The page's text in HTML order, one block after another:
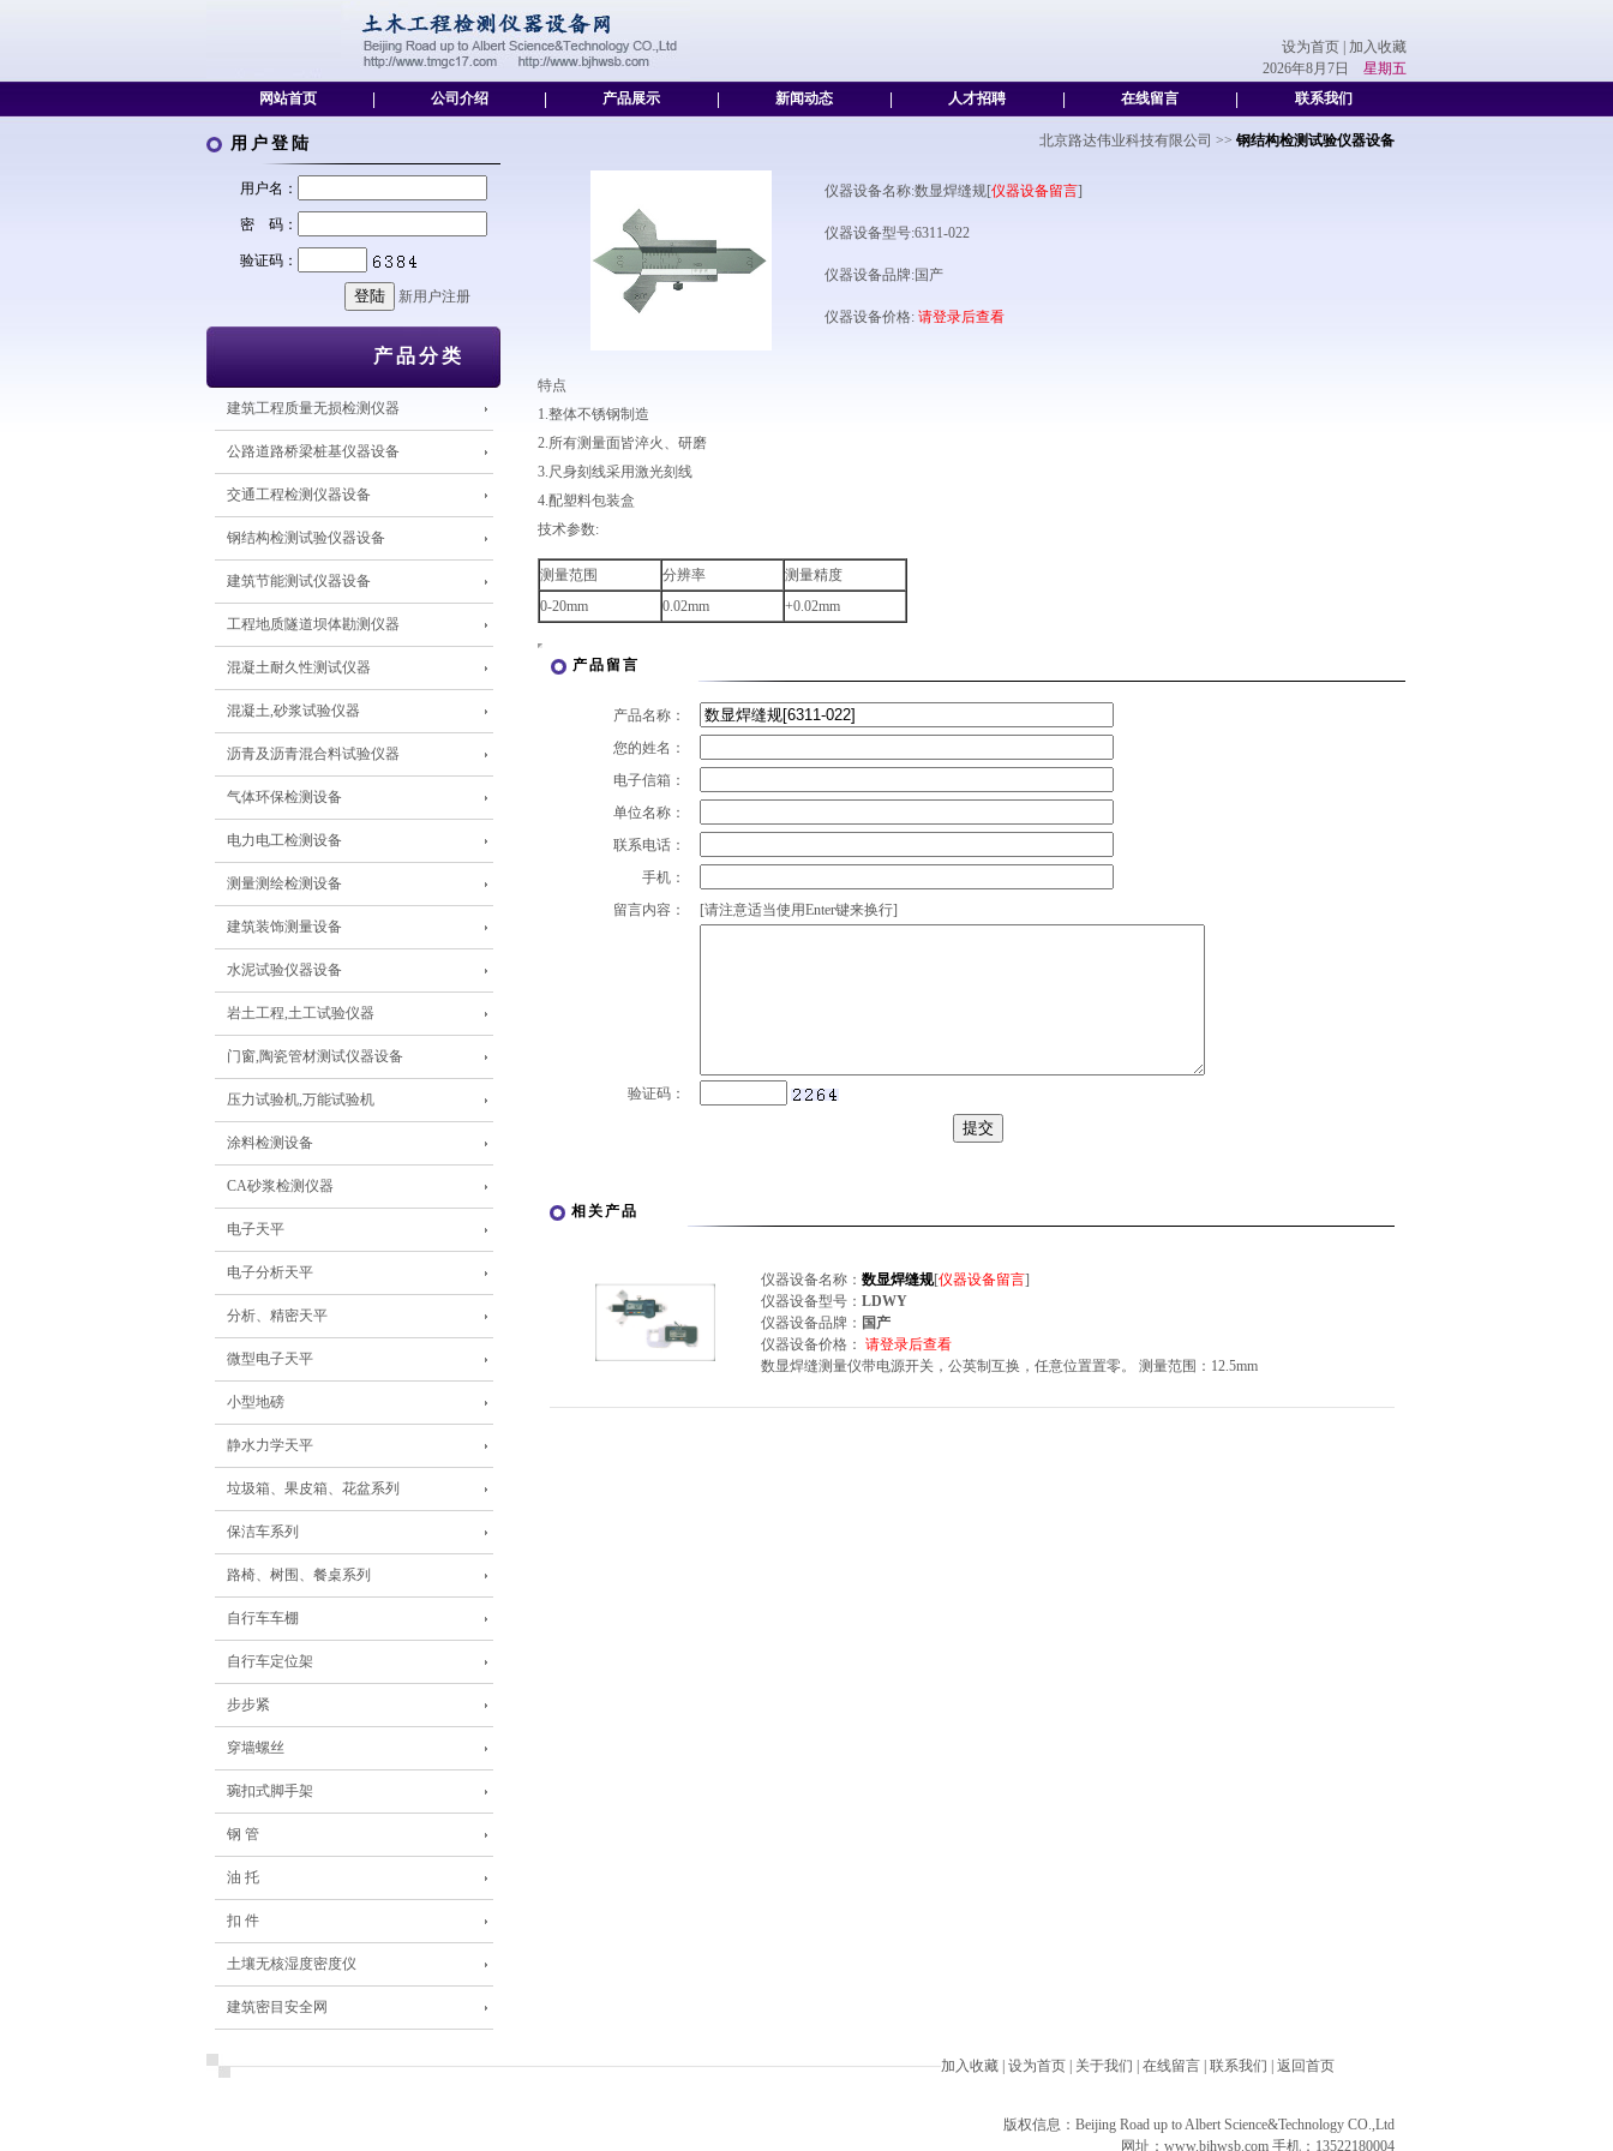
设为首页
加入收藏
2026年8月7日 星期五
网站首页
公司介绍 产品展示 新闻动态 人才招聘 在线留言 联系我们
用户登陆
用户名：
密 码：
验证码：
新用户注册
产品分类
建筑工程质量无损检测仪器
公路道路桥梁桩基仪器设备
交通工程检测仪器设备
钢结构检测试验仪器设备
建筑节能测试仪器设备
工程地质隧道坝体勘测仪器
混凝土耐久性测试仪器
混凝土,砂浆试验仪器
沥青及沥青混合料试验仪器
气体环保检测设备
电力电工检测设备
测量测绘检测设备
建筑装饰测量设备
水泥试验仪器设备
岩土工程,土工试验仪器
门窗,陶瓷管材测试仪器设备
压力试验机,万能试验机
涂料检测设备
CA砂浆检测仪器
电子天平
电子分析天平
分析、精密天平
微型电子天平
小型地磅
静水力学天平
垃圾箱、果皮箱、花盆系列
保洁车系列
路椅、树围、餐桌系列
自行车车棚
自行车定位架
步步紧
穿墙螺丝
琬扣式脚手架
钢 管
油 托
扣 件
土壤无核湿度密度仪
建筑密目安全网
北京路达伟业科技有限公司 >> 钢结构检测试验仪器设备
仪器设备名称:数显焊缝规[仪器设备留言]
仪器设备型号:6311-022
仪器设备品牌:国产
仪器设备价格: 请登录后查看
特点
1.整体不锈钢制造
2.所有测量面皆淬火、研磨
3.尺身刻线采用激光刻线
4.配塑料包装盒
技术参数:
测量范围 分辨率
测量精度
0-20mm
0.02mm +0.02mm
产品留言
产品名称：
您的姓名：
电子信箱：
单位名称：
联系电话：
手机：
留言内容：
[请注意适当使用Enter键来换行]
验证码：
相关产品
仪器设备名称： 数显焊缝规[仪器设备留言]
仪器设备型号： LDWY
仪器设备品牌： 国产
仪器设备价格： 请登录后查看
数显焊缝测量仪带电源开关，公英制互换，任意位置置零。 测量范围：12.5mm
加入收藏 设为首页 关于我们 在线留言 联系我们 返回首页
版权信息：Beijing Road up to Albert Science&Technology CO.,Ltd
网址： www.bjhwsb.com 手机：13522180004